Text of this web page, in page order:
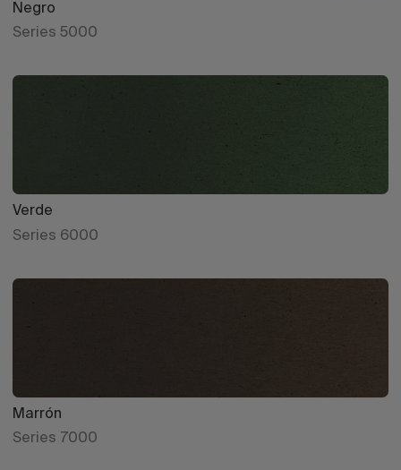
Negro
Series 5000
Verde
Series 6000
Marrón
Series 7000